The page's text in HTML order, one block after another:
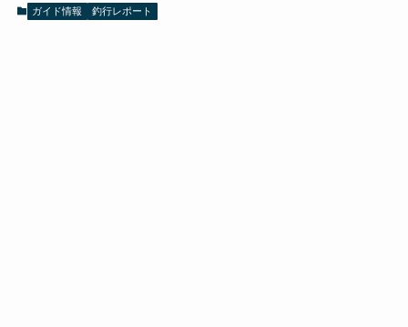
ガイド情報 釣行レポート